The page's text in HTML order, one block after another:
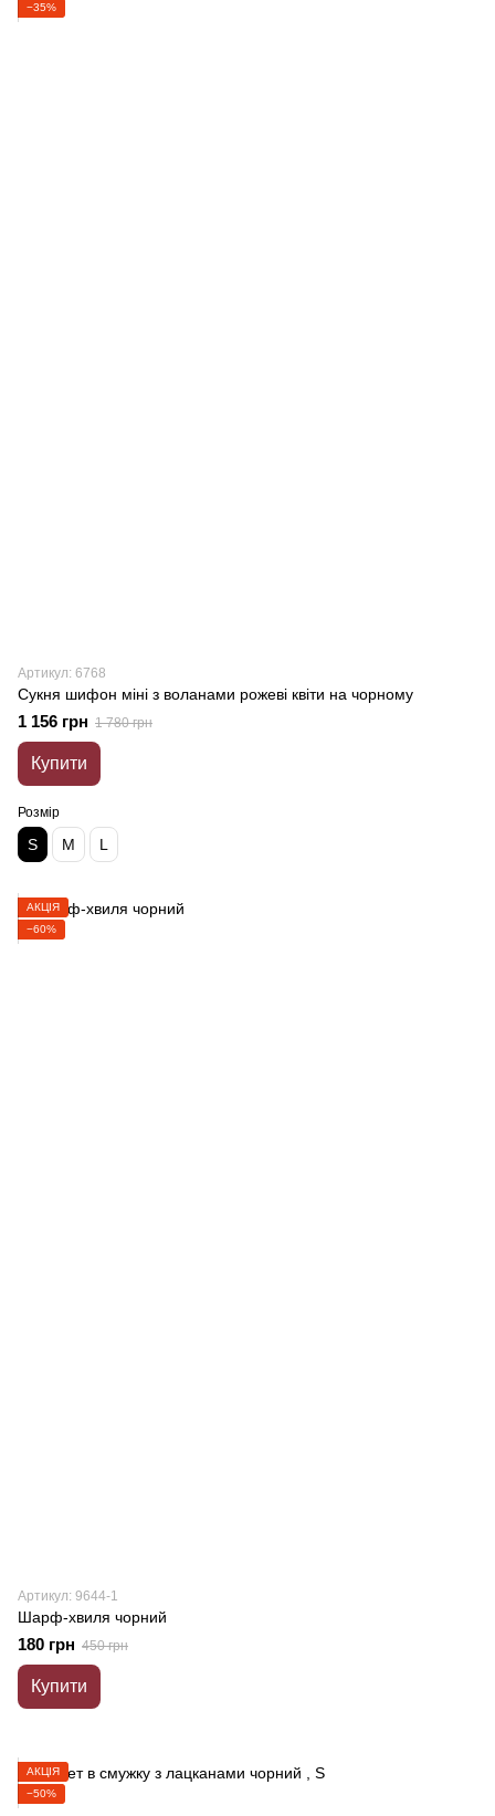
−35%
Артикул: 6768
Сукня шифон міні з воланами рожеві квіти на чорному
1 156 грн 1 780 грн
Купити
Розмір
S M L
АКЦІЯ
−60%
Артикул: 9644-1
Шарф-хвиля чорний
180 грн 450 грн
Купити
АКЦІЯ
−50%